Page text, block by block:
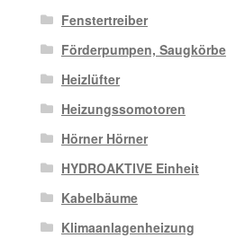
Fenstertreiber
Förderpumpen, Saugkörbe
Heizlüfter
Heizungssomotoren
Hörner Hörner
HYDROAKTIVE Einheit
Kabelbäume
Klimaanlagenheizung